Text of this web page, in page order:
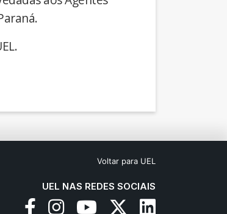
Voltar para UEL
UEL NAS REDES SOCIAIS